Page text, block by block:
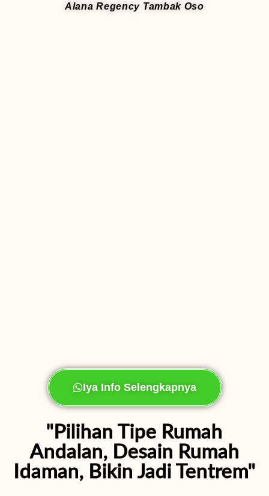
Alana Regency Tambak Oso
Iya Info Selengkapnya
"Pilihan Tipe Rumah
Andalan, Desain Rumah
Idaman, Bikin Jadi Tentrem"